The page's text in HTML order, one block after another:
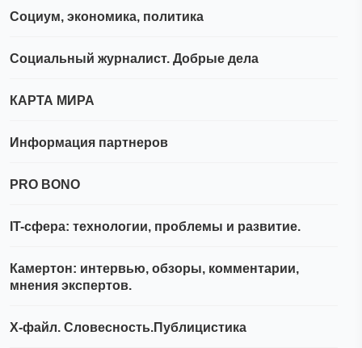
Социум, экономика, политика
Социальный журналист. Добрые дела
КАРТА МИРА
Информация партнеров
PRO BONO
IT-сфера: технологии, проблемы и развитие.
Камертон: интервью, обзоры, комментарии,
мнения экспертов.
Х-файл. Словесность.Публицистика